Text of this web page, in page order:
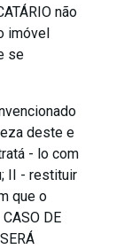
não
imóvel
se
deste e
- lo com
II - restituir
que o
DE